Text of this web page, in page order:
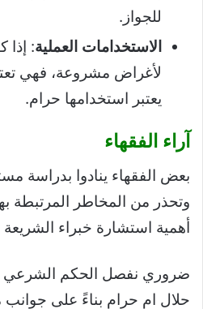
للجواز.
الاستخدامات العملية
لأغراض مشروعة، فهي
يعتبر استخدامها حرام.
آراء الفقهاء
بعض الفقهاء ينادوا بدراسة
وتحذر من المخاطر المرتبطة
أهمية استشارة خبراء الشريعة
حلال ام حرام بناءً على جوانب